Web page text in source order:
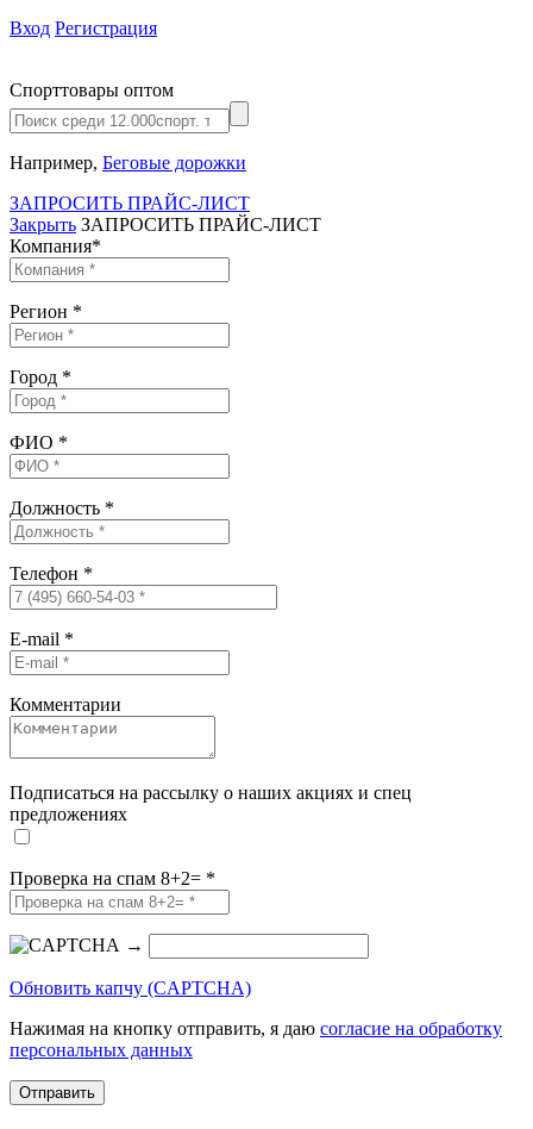
Вход Регистрация
Спорттовары оптом
Например, Беговые дорожки
ЗАПРОСИТЬ ПРАЙС-ЛИСТ
Закрыть ЗАПРОСИТЬ ПРАЙС-ЛИСТ
Компания*
Регион *
Город *
ФИО *
Должность *
Телефон *
E-mail *
Комментарии
Подписаться на рассылку о наших акциях и спец
предложениях
Проверка на спам 8+2= *
→
Обновить капчу (CAPTCHA)
Нажимая на кнопку отправить, я даю согласие на обработку
персональных данных